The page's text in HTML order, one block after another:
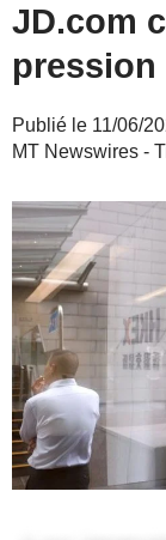
JD.com
pression
Publié le 11/06/
MT Newswires -